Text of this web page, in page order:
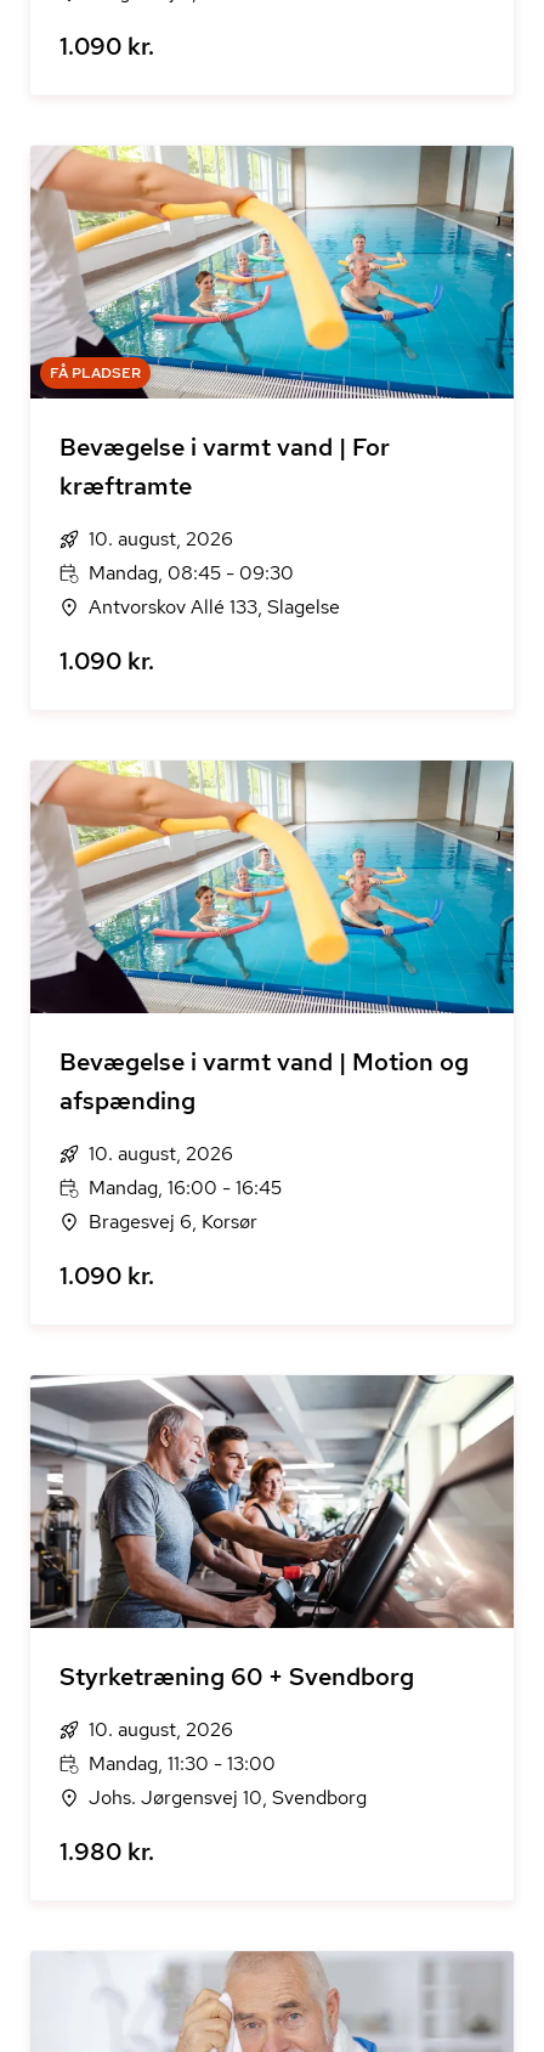
1.090 kr.
FÅ PLADSER
Bevægelse i varmt vand | For
kræftramte
10. august, 2026
Mandag, 08:45 - 09:30
Antvorskov Allé 133, Slagelse
1.090 kr.
Bevægelse i varmt vand | Motion og
afspænding
10. august, 2026
Mandag, 16:00 - 16:45
Bragesvej 6, Korsør
1.090 kr.
Styrketræning 60 + Svendborg
10. august, 2026
Mandag, 11:30 - 13:00
Johs. Jørgensvej 10, Svendborg
1.980 kr.